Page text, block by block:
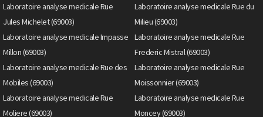
Laboratoire analyse medicale Rue
Jules Michelet (69003)
Laboratoire analyse medicale Rue du
Milieu (69003)
Laboratoire analyse medicale Impasse
Millon (69003)
Laboratoire analyse medicale Rue
Frederic Mistral (69003)
Laboratoire analyse medicale Rue des
Mobiles (69003)
Laboratoire analyse medicale Rue
Moissonnier (69003)
Laboratoire analyse medicale Rue
Moliere (69003)
Laboratoire analyse medicale Rue
Moncey (69003)